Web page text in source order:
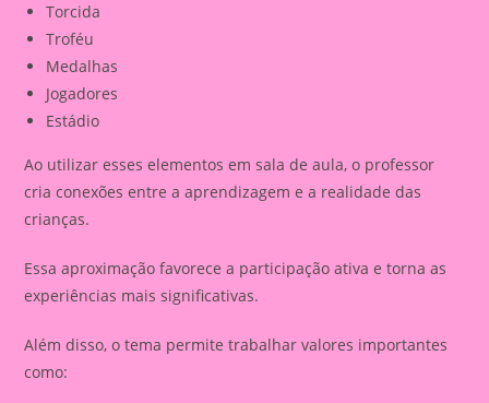
Torcida
Troféu
Medalhas
Jogadores
Estádio
Ao utilizar esses elementos em sala de aula, o professor
cria conexões entre a aprendizagem e a realidade das
crianças.
Essa aproximação favorece a participação ativa e torna as
experiências mais significativas.
Além disso, o tema permite trabalhar valores importantes
como: